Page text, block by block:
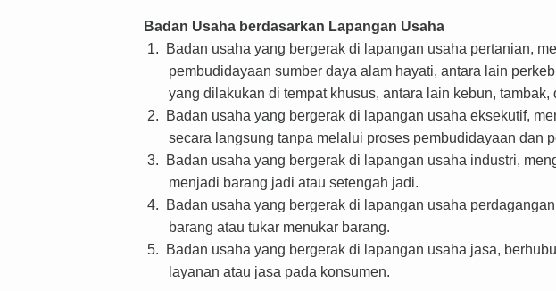
Badan Usaha berdasarkan Lapangan Usaha
1.
Badan usaha yang bergerak di lapangan usaha pertanian,
pembudidayaan sumber daya alam hayati, antara lain
yang dilakukan di tempat khusus, antara lain kebun, tambak,
2.
Badan usaha yang bergerak di lapangan usaha eksekutif,
secara langsung tanpa melalui proses pembudidayaan dan
3.
Badan usaha yang bergerak di lapangan usaha industri,
menjadi barang jadi atau setengah jadi.
4.
Badan usaha yang bergerak di lapangan usaha
barang atau tukar menukar barang.
5.
Badan usaha yang bergerak di lapangan usaha jasa,
layanan atau jasa pada konsumen.